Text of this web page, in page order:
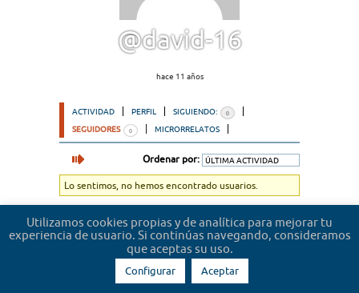
@david-16
hace 11 años
ACTIVIDAD PERFIL SIGUIENDO: 0
SEGUIDORES 0 MICRORRELATOS
Ordenar por:
Lo sentimos, no hemos encontrado usuarios.
Utilizamos cookies propias y de analítica para mejorar tu
experiencia de usuario. Si continúas navegando, consideramos
que aceptas su uso.
Configurar Aceptar